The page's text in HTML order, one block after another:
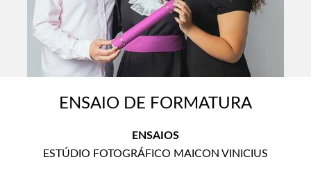
ENSAIO DE FORMATURA
ENSAIOS
ESTÚDIO FOTOGRÁFICO MAICON VINICIUS